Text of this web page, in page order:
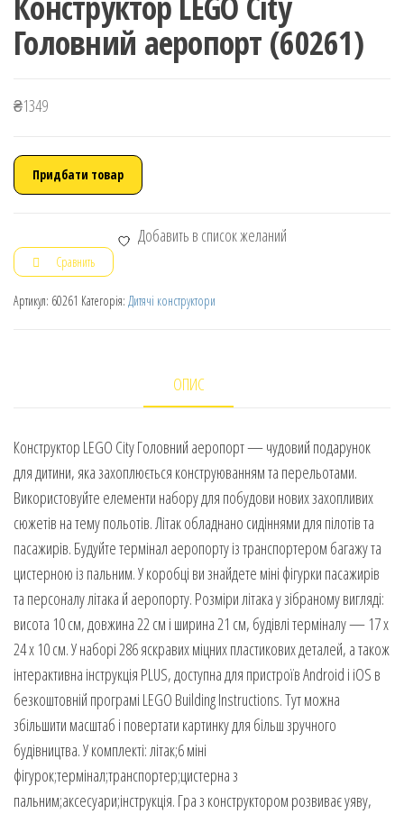
Головний аеропорт (60261)
₴1349
Придбати товар
Добавить в список желаний
Сравнить
Артикул: 60261 Категорія: Дитячі конструктори
ОПИС
Конструктор LEGO City Головний аеропорт — чудовий подарунок
для дитини, яка захоплюється конструюванням та перельотами.
Використовуйте елементи набору для побудови нових захопливих
сюжетів на тему польотів. Літак обладнано сидіннями для пілотів та
пасажирів. Будуйте термінал аеропорту із транспортером багажу та
цистерною із пальним. У коробці ви знайдете міні фігурки пасажирів
та персоналу літака й аеропорту. Розміри літака у зібраному вигляді:
висота 10 см, довжина 22 см і ширина 21 см, будівлі терміналу — 17 х
24 х 10 см. У наборі 286 яскравих міцних пластикових деталей, а також
інтерактивна інструкція PLUS, доступна для пристроїв Android і iOS в
безкоштовній програмі LEGO Building Instructions. Тут можна
збільшити масштаб і повертати картинку для більш зручного
будівництва. У комплекті: літак;6 міні
фігурок;термінал;транспортер;цистерна з
пальним;аксесуари;інструкція. Гра з конструктором розвиває уяву,